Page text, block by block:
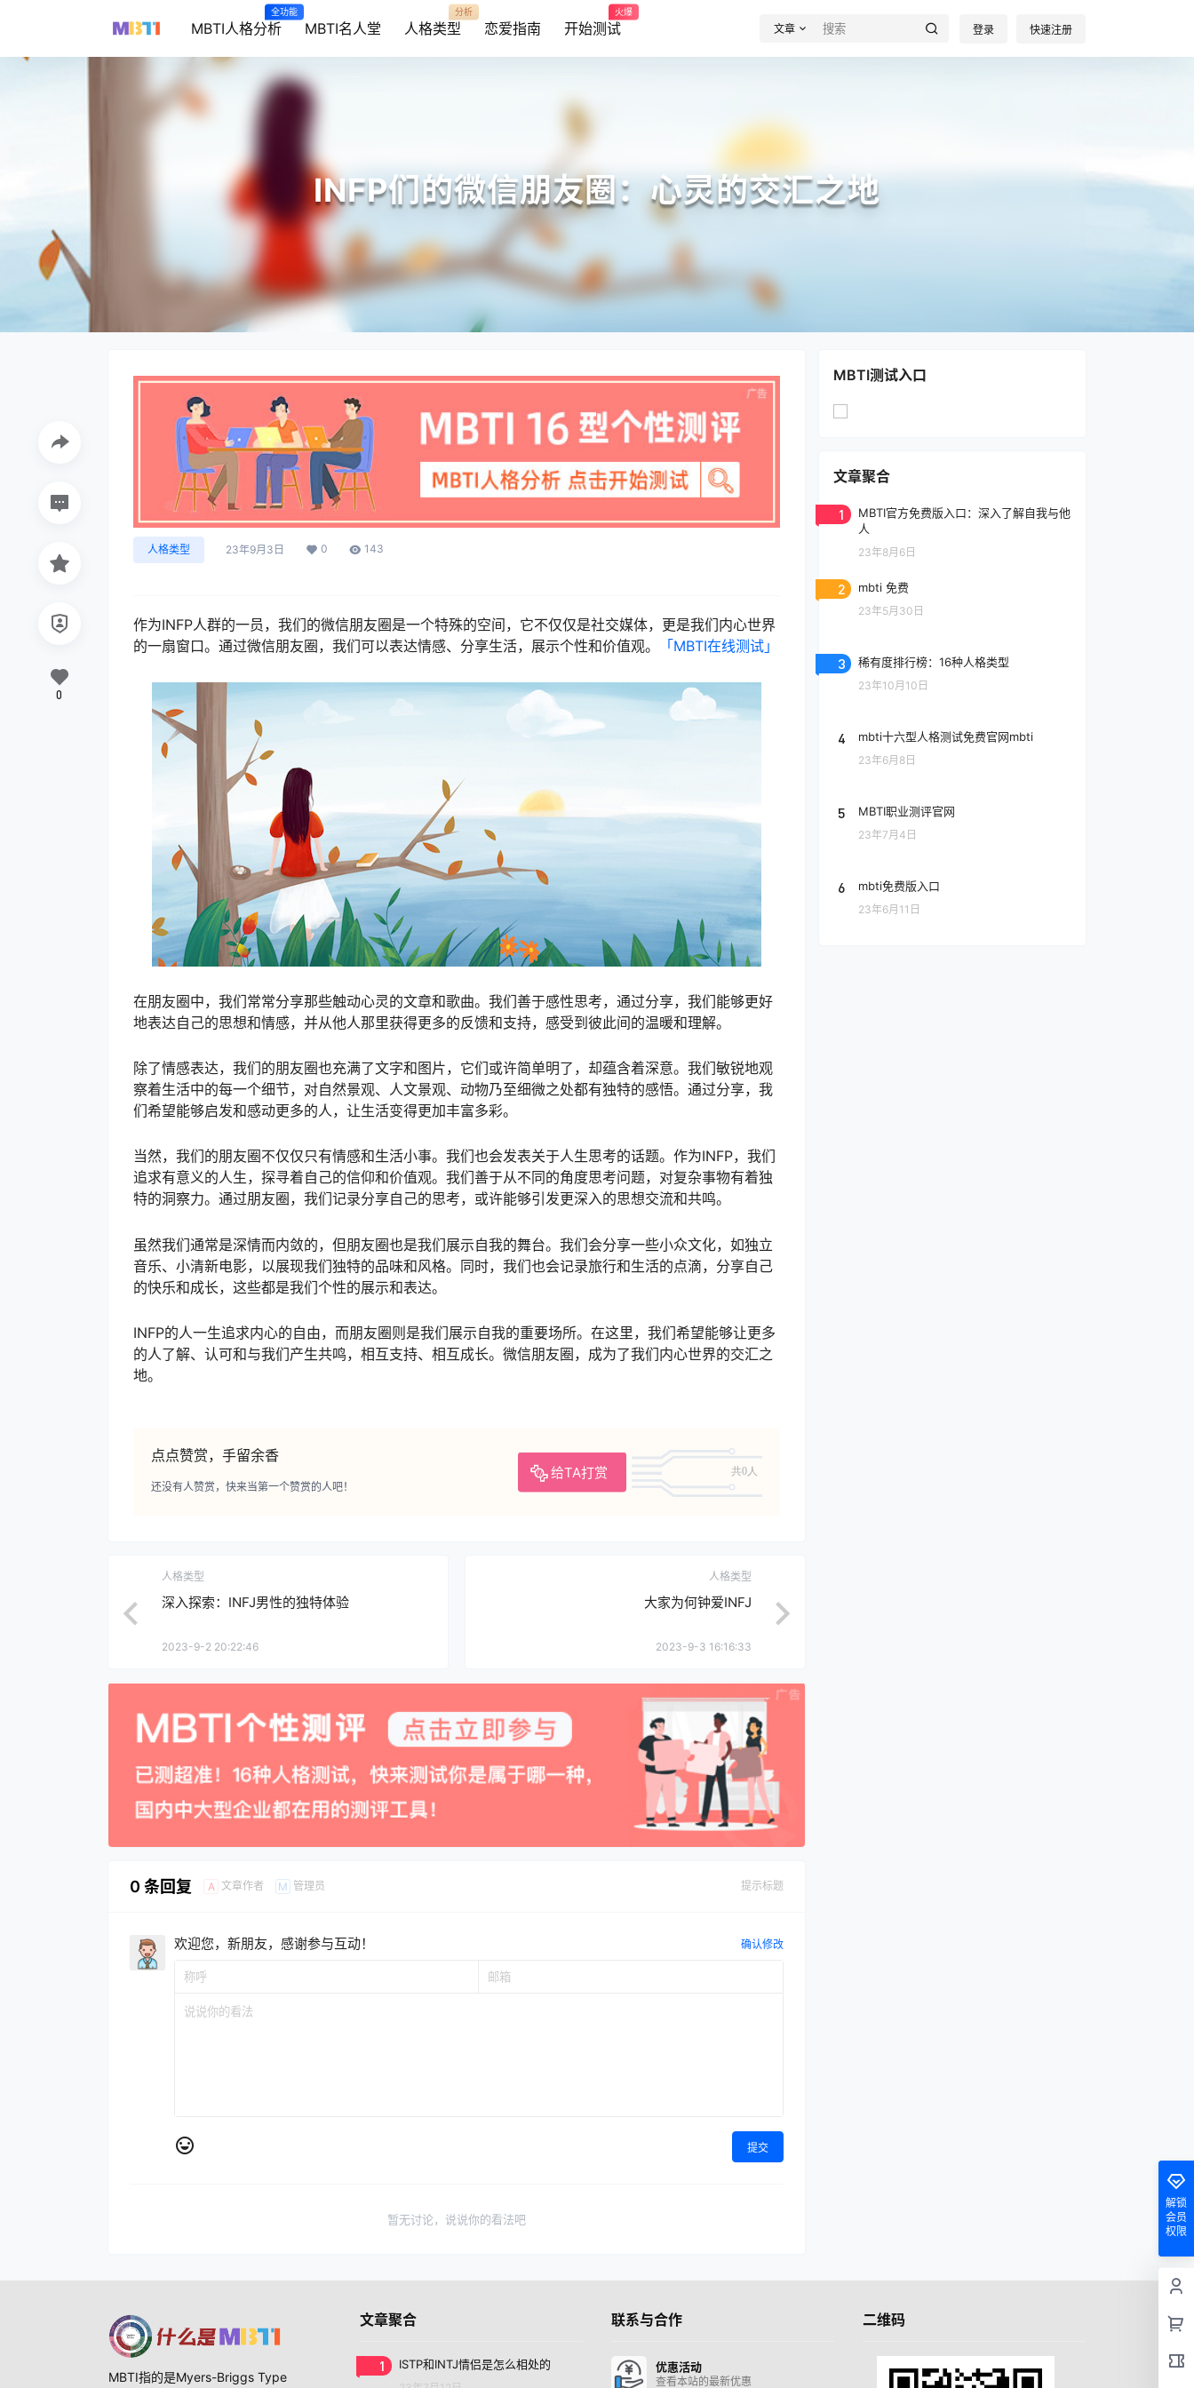
MBTI人格分析
全功能
MBTI名人堂 人格类型
分析
恋爱指南 开始测试
火爆
文章 登录 快速注册
INFP们的微信朋友圈：心灵的交汇之地
人格类型 23年9月3日 0 143
作为INFP人群的一员，我们的微信朋友圈是一个特殊的空间，它不仅仅是社交媒体，更是我们内心世界
的一扇窗口。通过微信朋友圈，我们可以表达情感、分享生活，展示个性和价值观。
「MBTI在线测试​」
在朋友圈中，我们常常分享那些触动心灵的文章和歌曲。我们善于感性思考，通过分享，我们能够更好
地表达自己的思想和情感，并从他人那里获得更多的反馈和支持，感受到彼此间的温暖和理解。
除了情感表达，我们的朋友圈也充满了文字和图片，它们或许简单明了，却蕴含着深意。我们敏锐地观
察着生活中的每一个细节，对自然景观、人文景观、动物乃至细微之处都有独特的感悟。通过分享，我
们希望能够启发和感动更多的人，让生活变得更加丰富多彩。
当然，我们的朋友圈不仅仅只有情感和生活小事。我们也会发表关于人生思考的话题。作为INFP，我们
追求有意义的人生，探寻着自己的信仰和价值观。我们善于从不同的角度思考问题，对复杂事物有着独
特的洞察力。通过朋友圈，我们记录分享自己的思考，或许能够引发更深入的思想交流和共鸣。
虽然我们通常是深情而内敛的，但朋友圈也是我们展示自我的舞台。我们会分享一些小众文化，如独立
音乐、小清新电影，以展现我们独特的品味和风格。同时，我们也会记录旅行和生活的点滴，分享自己
的快乐和成长，这些都是我们个性的展示和表达。
INFP的人一生追求内心的自由，而朋友圈则是我们展示自我的重要场所。在这里，我们希望能够让更多
的人了解、认可和与我们产生共鸣，相互支持、相互成长。微信朋友圈，成为了我们内心世界的交汇之
地。
点点赞赏，手留余香
给TA打赏 共0人
还没有人赞赏，快来当第一个赞赏的人吧！
0
人格类型
深入探索：INFJ男性的独特体验
2023-9-2 20:22:46
人格类型
大家为何钟爱INFJ
2023-9-3 16:16:33
0 条回复 A 文章作者 M 管理员 提示标题
欢迎您，新朋友，感谢参与互动！ 确认修改
提交
暂无讨论，说说你的看法吧
MBTI测试入口
文章聚合
1
MBTI官方免费版入口：深入了解自我与他
人
23年8月6日
2 mbti 免费
23年5月30日
3 稀有度排行榜：16种人格类型
23年10月10日
4 mbti十六型人格测试免费官网mbti
23年6月8日
5 MBTI职业测评官网
23年7月4日
6 mbti免费版入口
23年6月11日
解锁
会员
权限
MBTI指的是Myers-Briggs Type
文章聚合
1 ISTP和INTJ情侣是怎么相处的
联系与合作
优惠活动
查看本站的最新优惠
二维码